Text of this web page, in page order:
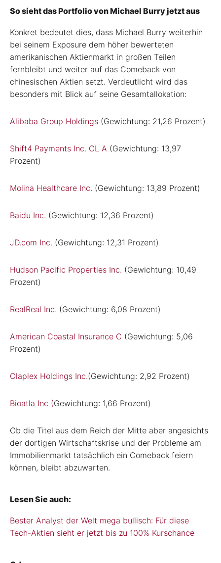
So sieht das Portfolio von Michael Burry jetzt aus
Konkret bedeutet dies, dass Michael Burry weiterhin
bei seinem Exposure dem höher bewerteten
amerikanischen Aktienmarkt in großen Teilen
fernbleibt und weiter auf das Comeback von
chinesischen Aktien setzt. Verdeutlicht wird das
besonders mit Blick auf seine Gesamtallokation:
Alibaba Group Holdings (Gewichtung: 21,26 Prozent)
Shift4 Payments Inc. CL A (Gewichtung: 13,97
Prozent)
Molina Healthcare Inc. (Gewichtung: 13,89 Prozent)
Baidu Inc. (Gewichtung: 12,36 Prozent)
JD.com Inc. (Gewichtung: 12,31 Prozent)
Hudson Pacific Properties Inc. (Gewichtung: 10,49
Prozent)
RealReal Inc. (Gewichtung: 6,08 Prozent)
American Coastal Insurance C (Gewichtung: 5,06
Prozent)
Olaplex Holdings Inc.(Gewichtung: 2,92 Prozent)
Bioatla Inc (Gewichtung: 1,66 Prozent)
Ob die Titel aus dem Reich der Mitte aber angesichts
der dortigen Wirtschaftskrise und der Probleme am
Immobilienmarkt tatsächlich ein Comeback feiern
können, bleibt abzuwarten.
Lesen Sie auch:
Bester Analyst der Welt mega bullisch: Für diese
Tech-Aktien sieht er jetzt bis zu 100% Kurschance